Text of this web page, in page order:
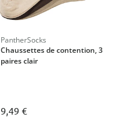
PantherSocks
Chaussettes de contention, 3
paires clair
9,49 €